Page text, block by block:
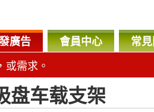
廣告 會員中心 常
或需求。
盘车载支架